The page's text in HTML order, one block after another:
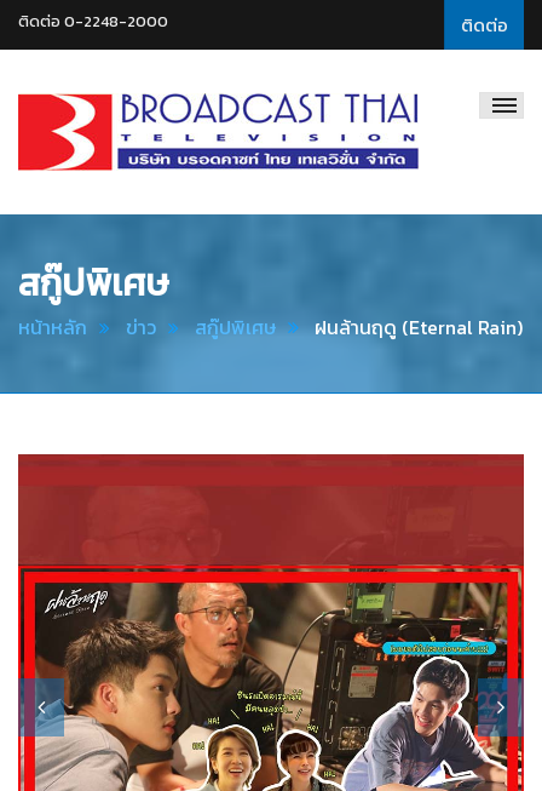
ติดต่อ
ติดต่อ 0-2248-2000
Thai
สกู๊ปพิเศษ
หน้าหลัก ข่าว สกู๊ปพิเศษ ฝนล้านฤดู (Eternal Rain)